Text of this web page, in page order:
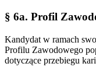
§ 6a. Profil
Kandydat w ramach
Profilu Zawodowego
dotyczące przebiegu